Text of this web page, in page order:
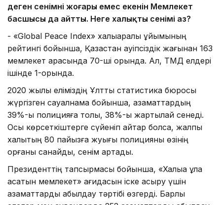
деген сенімнің жоғары емес екенін Мемлекет
басшысы да айтты. Неге халықтың сенімі аз?
- «Global Peace Index» халықаралық ұйымының
рейтингі бойынша, Қазақстан қауіпсіздік жағынан 163
мемлекет арасында 70-ші орында. Ал, ТМД елдері
ішінде 1-орында.
2020 жылы еліміздің Ұлттық статистика бюросы
жүргізген сауалнама бойынша, азаматтардың
39%-ы полицияға толық, 38%-ы жартылай сенеді.
Осы көрсеткіштерге сүйеніп айтар болсақ, жалпы
халықтың 80 пайызға жуығы полицияны өзінің
қорғаны санайды, сенім артады.
Президенттің тапсырмасы бойынша, «Халыққа құлақ
асатын мемлекет» қағидасын іске асыру үшін
азаматтарды қабылдау тәртібі өзгерді. Барлық